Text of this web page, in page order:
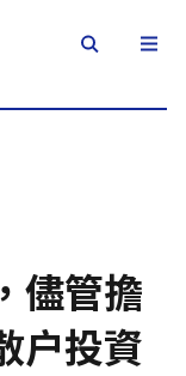
儘管擔
户投資